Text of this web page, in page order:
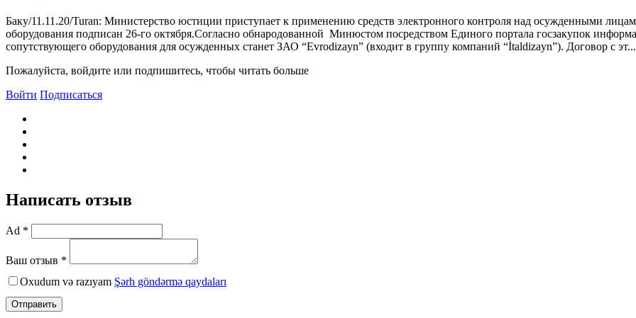
Баку/11.11.20/Turan: Министерство юстиции приступает к применению средств электронного контроля над осужденными
оборудования подписан 26-го октября.Согласно обнародованной Минюстом посредством Единого портала госзакупок
сопутствующего оборудования для осужденных станет ЗАО “Evrodizayn” (входит в группу компаний “İtaldizayn”). Договор с эт...
Пожалуйста, войдите или подпишитесь, чтобы читать больше
Войти Подписаться
Написать отзыв
Ad *
Ваш отзыв *
Oxudum və razıyam Şərh göndərmə qaydaları
Отправить